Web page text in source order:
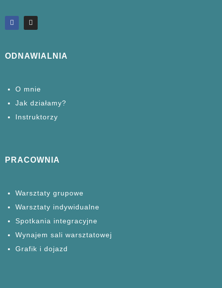
ODNAWIALNIA
O mnie
Jak działamy?
Instruktorzy
PRACOWNIA
Warsztaty grupowe
Warsztaty indywidualne
Spotkania integracyjne
Wynajem sali warsztatowej
Grafik i dojazd